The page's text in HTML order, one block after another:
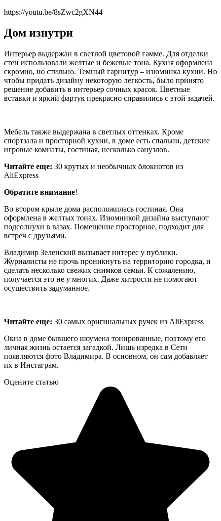
https://youtu.be/8sZwc2gXN44
Дом изнутри
Интерьер выдержан в светлой цветовой гамме. Для отделки
стен использовали желтые и бежевые тона. Кухня оформлена
скромно, но стильно. Темный гарнитур – изюминка кухни. Но
чтобы придать дизайну некоторую легкость, было принято
решение добавить в интерьер сочных красок. Цветные
вставки и яркий фартук прекрасно справились с этой задачей.
Мебель также выдержана в светлых оттенках. Кроме
спортзала и просторной кухни, в доме есть спальни, детские
игровые комнаты, гостиная, несколько санузлов.
Читайте еще: 30 крутых и необычных блокнотов из
AliExpress
Обратите внимание!
Во втором крыле дома расположилась гостиная. Она
оформлена в желтых тонах. Изюминкой дизайна выступают
подсолнухи в вазах. Помещение просторное, подходит для
встреч с друзьями.
Владимир Зеленский вызывает интерес у публики.
Журналисты не прочь проникнуть на территорию городка, и
сделать несколько свежих снимков семьи. К сожалению,
получается это не у многих. Даже хитрости не помогают
осуществить задуманное.
Читайте еще: 30 самых оригинальных ручек из AliExpress
Окна в доме бывшего шоумена тонированные, поэтому его
личная жизнь остается загадкой. Лишь изредка в Сети
появляются фото Владимира. В основном, он сам добавляет
их в Инстаграм.
Оцените статью